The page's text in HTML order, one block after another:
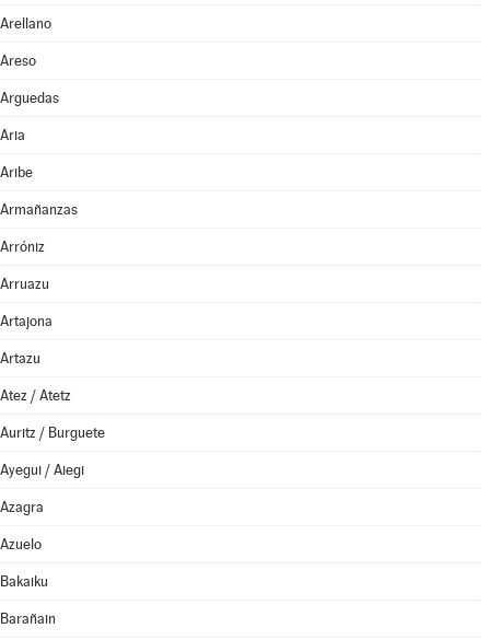
Arellano
Areso
Arguedas
Aria
Aribe
Armañanzas
Arróniz
Arruazu
Artajona
Artazu
Atez / Atetz
Auritz / Burguete
Ayegui / Aiegi
Azagra
Azuelo
Bakaiku
Barañain